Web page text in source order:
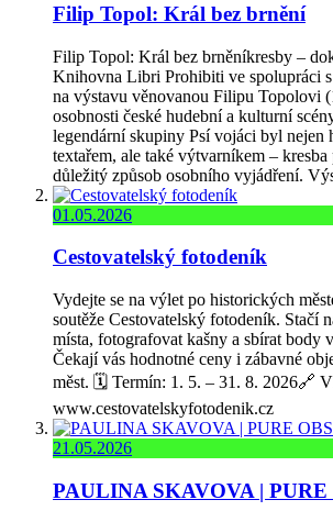
Filip Topol: Král bez brnění
Filip Topol: Král bez brněníkresby –
Knihovna Libri Prohibiti ve spolupráci
na výstavu věnovanou Filipu Topolovi
osobnosti české hudební a kulturní
legendární skupiny Psí vojáci byl nejen
textařem, ale také výtvarníkem –
důležitý způsob osobního vyjádření.
01.05.2026
Cestovatelský fotodeník
Vydejte se na výlet po historických
soutěže Cestovatelský fotodeník. Stačí
místa, fotografovat kašny a sbírat body
Čekají vás hodnotné ceny i zábavné
měst. 🗓️ Termín: 1. 5. – 31. 8. 2026🔗
www.cestovatelskyfotodenik.cz
21.05.2026
PAULINA SKAVOVA | PURE